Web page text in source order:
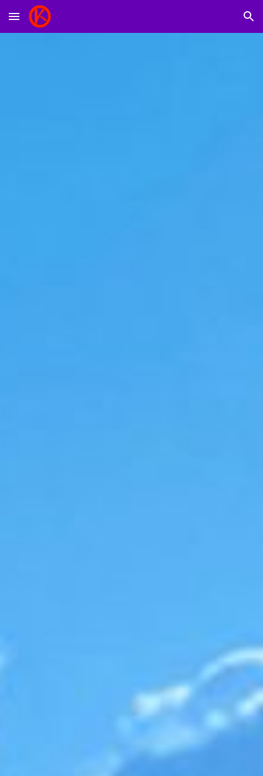
Skip to main content Skip to navigation